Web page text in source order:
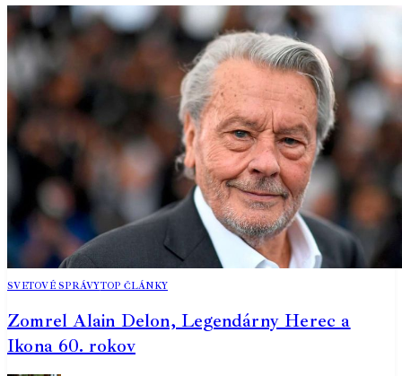
Renoira,
Cézanna
Matissa
SVETOVÉ SPRÁVYTOP ČLÁNKY
Zomrel Alain Delon, Legendárny Herec a
Ikona 60. rokov